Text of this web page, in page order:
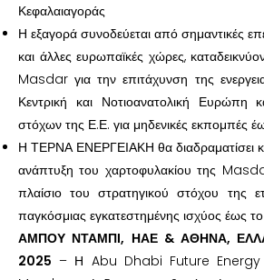
Κεφαλαιαγοράς
Η εξαγορά συνοδεύεται από σημαντικές
και άλλες ευρωπαϊκές χώρες,
Masdar για την επιτάχυνση της
Κεντρική και Νοτιοανατολική Ευρώπη
στόχων της Ε.Ε. για μηδενικές εκπομπές
Η ΤΕΡΝΑ ΕΝΕΡΓΕΙΑΚΗ θα διαδραματίσει
ανάπτυξη του χαρτοφυλακίου της
πλαίσιο του στρατηγικού στόχου της
παγκόσμιας εγκατεστημένης ισχύος έως
ΑΜΠΟΥ ΝΤΑΜΠΙ, ΗΑΕ & ΑΘΗΝΑ,
2025 – Η Abu Dhabi Future